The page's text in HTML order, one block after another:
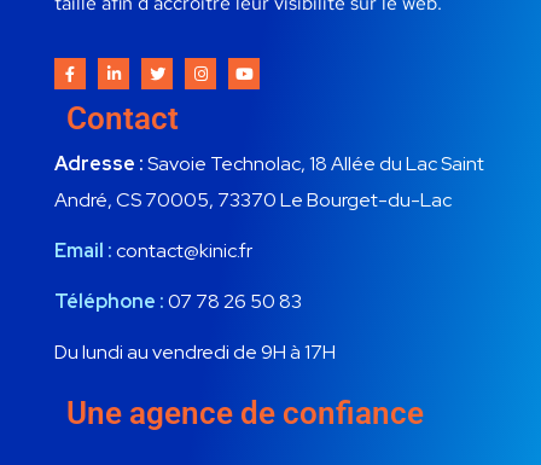
Contact
Adresse :Savoie Technolac, 18 Allée du Lac Saint
André, CS 70005, 73370 Le Bourget-du-Lac
Email :contact@kinic.fr
Téléphone :07 78 26 50 83
Du lundi au vendredi de 9H à 17H
Une agence de confiance